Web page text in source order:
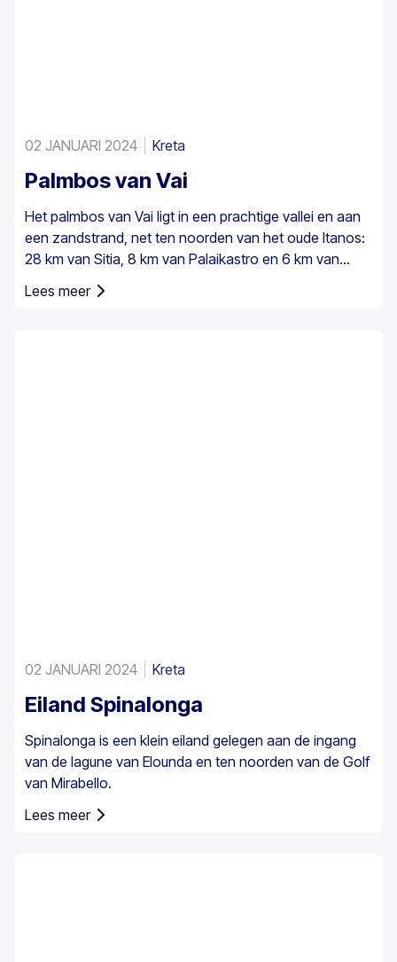
02 JANUARI 2024 Kreta
Palmbos van Vai
Het palmbos van Vai ligt in een prachtige vallei en aan
een zandstrand, net ten noorden van het oude Itanos:
28 km van Sitia, 8 km van Palaikastro en 6 km van
Toplou via hun respectieve wegen. Het beslaat 200
stremmata (50 acres) en bestaat uit inheemse
Lees meer
02 JANUARI 2024 Kreta
Eiland Spinalonga
Spinalonga is een klein eiland gelegen aan de ingang
van de lagune van Elounda en ten noorden van de Golf
van Mirabello.
Lees meer